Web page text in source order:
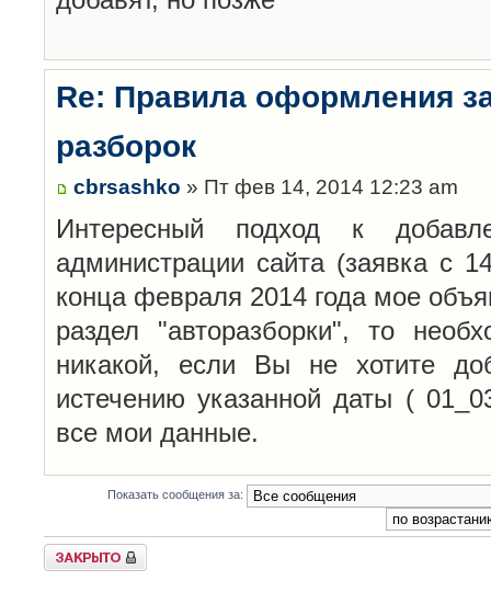
Re: Правила оформления
разборок
cbrsashko » Пт фев 14, 2014 12:23 am
Интересный подход к
администрации сайта (заявка с
конца февраля 2014 года мое
раздел "авторазборки", то
никакой, если Вы не хотите
истечению указанной даты (
все мои данные.
Показать сообщения за:
Закрыто